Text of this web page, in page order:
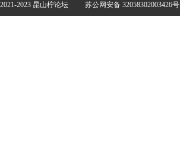
2021-2023 昆山柠论坛 苏公网安备 32058302003426号